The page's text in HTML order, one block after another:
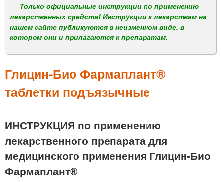
м
е
н
Только официальные инструкции по применению
лекарственных средств! Инструкции к лекарствам на
нашем сайте публикуются в неизменном виде, в
котором они и прилагаются к препаратам.
Глицин-Био Фармаплант®
таблетки подъязычные
ИНСТРУКЦИЯ по применению
лекарственного препарата для
медицинского применения Глицин-Био
Фармаплант®